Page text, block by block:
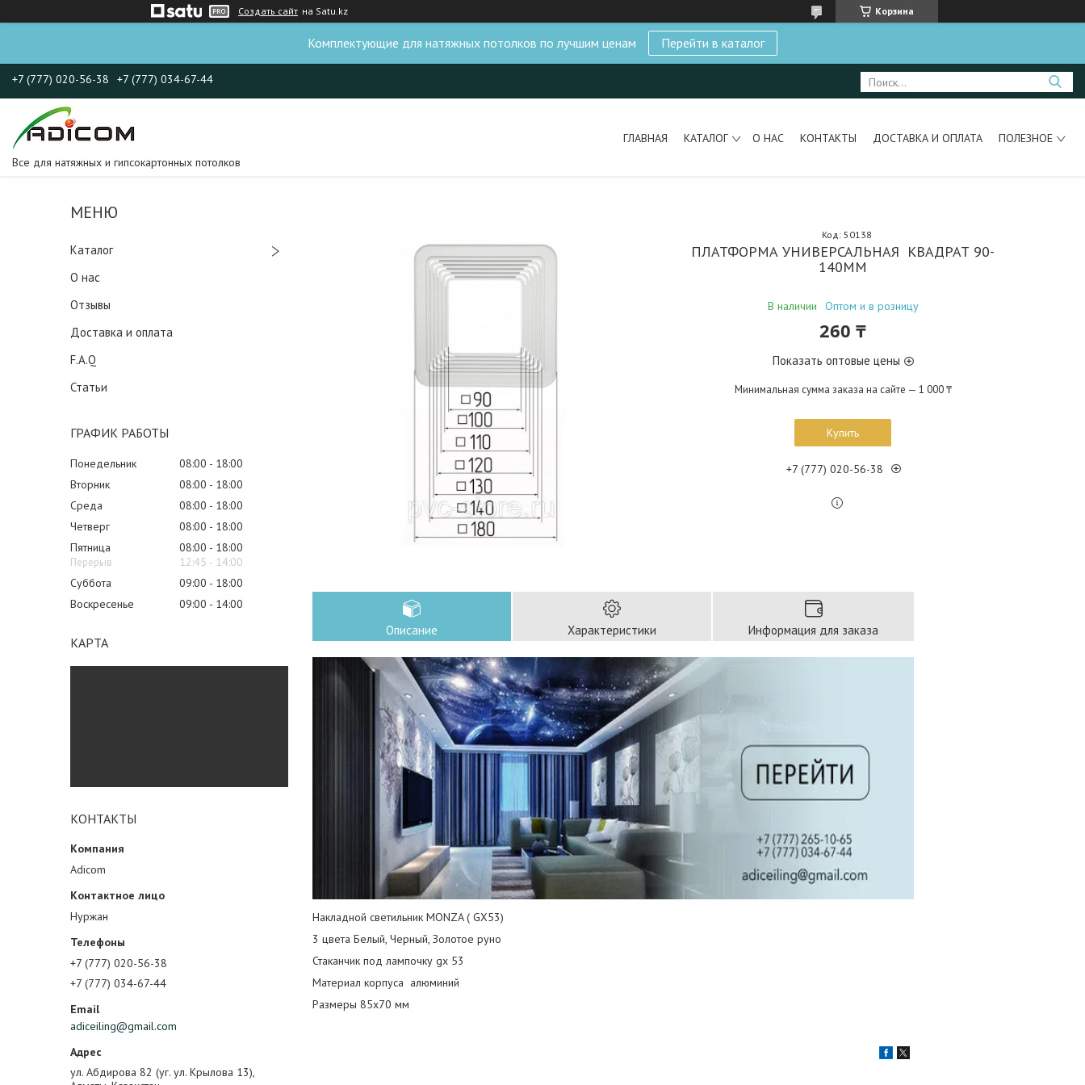
Создать сайт на Satu.kz Корзина
Комплектующие для натяжных потолков по лучшим ценам Перейти в каталог
+7 (777) 020-56-38 +7 (777) 034-67-44
Все для натяжных и гипсокартонных потолков
ГЛАВНАЯ КАТАЛОГ О НАС КОНТАКТЫ ДОСТАВКА И ОПЛАТА ПОЛЕЗНОЕ
Каталог
О нас
Отзывы
Доставка и оплата
F.A.Q
Статьи
ГРАФИК РАБОТЫ
Понедельник 08:00
18:00
Вторник
08:00
18:00
Среда
08:00
18:00
Четверг
08:00
18:00
Пятница
08:00
18:00
12:45
14:00
Суббота
09:00
18:00
Воскресенье
09:00 14:00
КАРТА
КОНТАКТЫ
Adicom
Нуржан
+7 (777) 020-56-38
+7 (777) 034-67-44
adiceiling@gmail.com
ул. Абдирова 82 (уг. ул. Крылова 13),
ПЛАТФОРМА УНИВЕРСАЛЬНАЯ КВАДРАТ 90-
140ММ
В наличии Оптом и в розницу
Код:50138
260 ₸
Показать оптовые цены
Минимальная сумма заказа на сайте — 1 000 ₸
Купить
+7 (777) 020-56-38
Описание Характеристики Информация для заказа
Накладной светильник MONZA ( GX53)
3 цвета Белый, Черный, Золотое руно
Стаканчик под лампочку gx 53
Материал корпуса алюминий
Размеры 85х70 мм